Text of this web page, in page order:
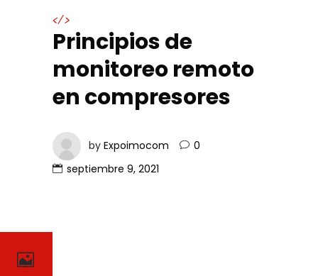
</>
Principios de
monitoreo remoto
en compresores
by Expoimocom
0
septiembre 9, 2021